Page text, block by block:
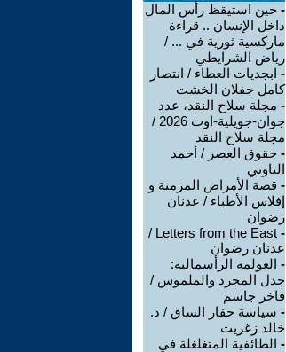
- حين استيقظ رأس المال
داخل الإنسان .. قراءة
ماركسية ثورية في ... /
رياض الشرايطي
- ابجديات العطاء / انتصار
كامل جفلان الخشت
- مجلة سلاح النقد، عدد
جوان-جويلية-اوت 2026 /
مجلة سلاح النقد
- حقوق العصر / أحمد
التاوتي
- قصة الأمراض المزمنة و
إفلاس الأطباء / عدنان
رضوان
-
Letters from the East /
عدنان رضوان
- العولمة الرأسمالية:
جدل المجرد والملموس /
فاخر جاسم
- سياسة حفار الساق / د.
خالد زغريت
- الطائفية المتغلغلة في